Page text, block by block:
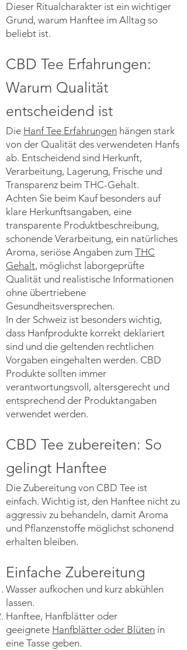
Dieser Ritualcharakter ist ein wichtiger
Grund, warum Hanftee im Alltag so
beliebt ist.
CBD Tee Erfahrungen:
Warum Qualität
entscheidend ist
Die Hanf Tee Erfahrungen hängen stark
von der Qualität des verwendeten Hanfs
ab. Entscheidend sind Herkunft,
Verarbeitung, Lagerung, Frische und
Transparenz beim THC-Gehalt.
Achten Sie beim Kauf besonders auf
klare Herkunftsangaben, eine
transparente Produktbeschreibung,
schonende Verarbeitung, ein natürliches
Aroma, seriöse Angaben zum THC
Gehalt, möglichst laborgeprüfte
Qualität und realistische Informationen
ohne übertriebene
Gesundheitsversprechen.
In der Schweiz ist besonders wichtig,
dass Hanfprodukte korrekt deklariert
sind und die geltenden rechtlichen
Vorgaben eingehalten werden. CBD
Produkte sollten immer
verantwortungsvoll, altersgerecht und
entsprechend der Produktangaben
verwendet werden.
CBD Tee zubereiten: So
gelingt Hanftee
Die Zubereitung von CBD Tee ist
einfach. Wichtig ist, den Hanftee nicht zu
aggressiv zu behandeln, damit Aroma
und Pflanzenstoffe möglichst schonend
erhalten bleiben.
Einfache Zubereitung
Wasser aufkochen und kurz abkühlen
lassen.
Hanftee, Hanfblätter oder
geeignete Hanfblätter oder Blüten in
eine Tasse geben.